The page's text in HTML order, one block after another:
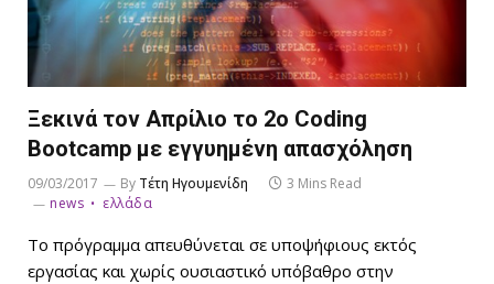
Ξεκινά τον Απρίλιο το 2ο Coding
Bootcamp με εγγυημένη απασχόληση
09/03/2017 By Τέτη Ηγουμενίδη
3 Mins Read
news
ελλάδα
Το πρόγραμμα απευθύνεται σε υποψήφιους εκτός
εργασίας και χωρίς ουσιαστικό υπόβαθρο στην